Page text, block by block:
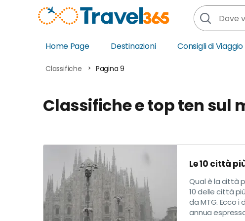
Home Page
Destinazioni
Africa
Nord America
America
Consigli di Viaggio
Classifiche Pagina 9
Classifiche e top ten sul
Le 10 città
Qual è la città
10 delle città
da MTG. Ecco
annua